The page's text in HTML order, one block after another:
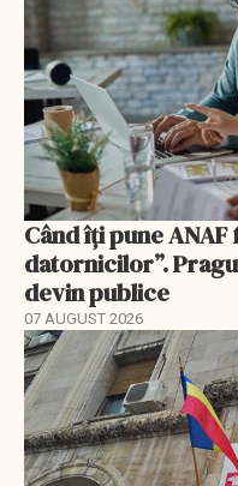
Când îți pune
datornicilor”.
devin publice
07 AUGUST 2026